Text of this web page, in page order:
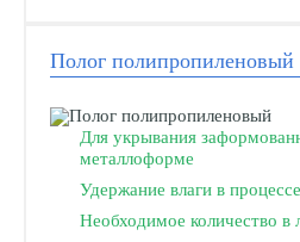
Полог полипропиленовый
Для укрывания
металлоформе
Удержание влаги в
Необходимое количество в